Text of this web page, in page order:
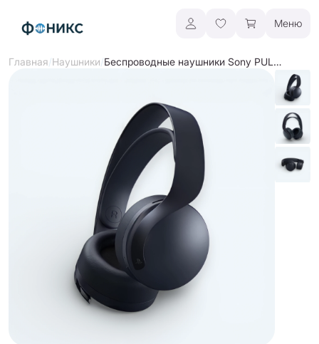
Меню
Главная/Наушники/ Беспроводные наушники Sony PULSE 3D, коллекция «Чёрная полночь»